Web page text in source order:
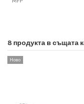
8 продукта в същата
Ново